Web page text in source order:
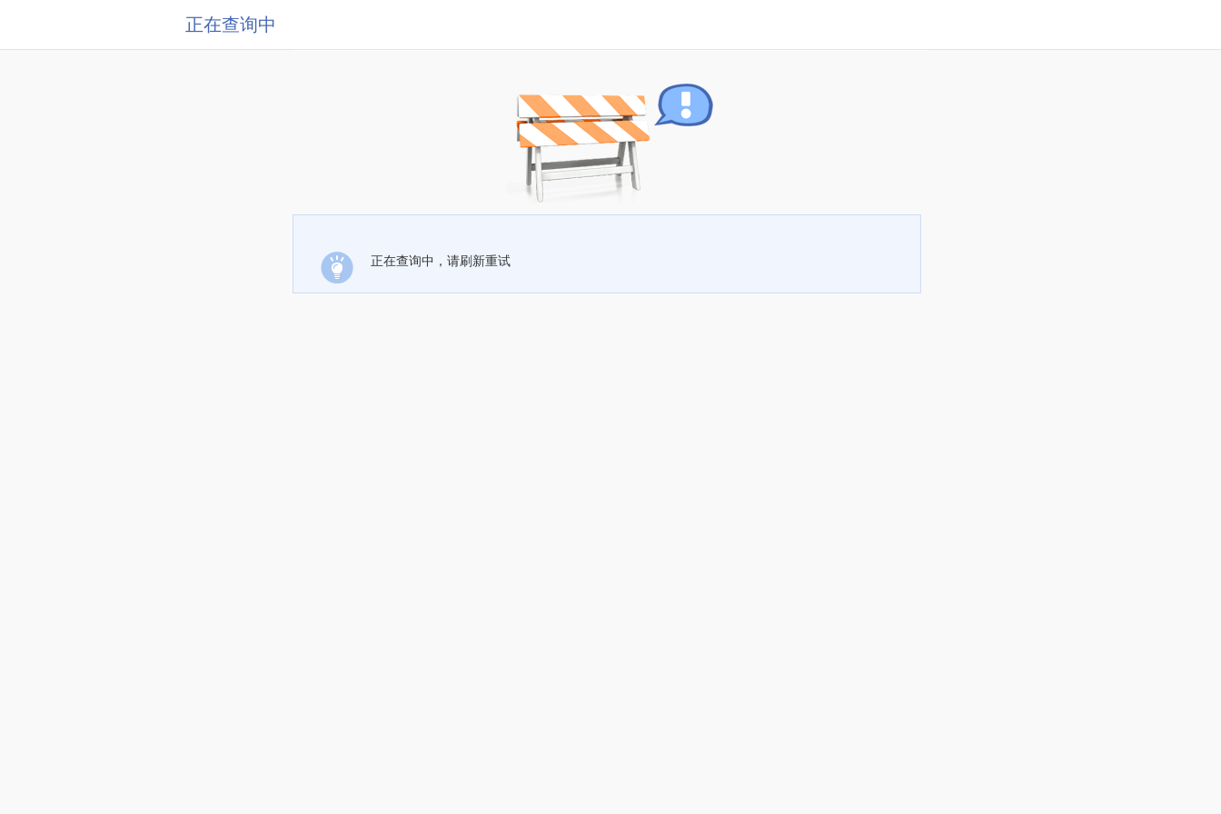
正在查询中
正在查询中，请刷新重试